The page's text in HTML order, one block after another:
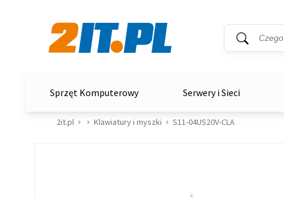
Wyszukiwarka
Słowo kluczowe
Sprzęt Komputerowy Serwery i Sieci
2it.pl Klawiatury i myszki S11-04US20V-CLA